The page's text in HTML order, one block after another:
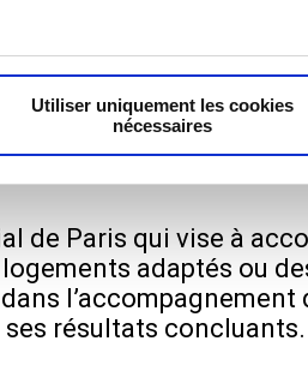
Utiliser uniquement les cookies
nécessaires
: une
de Paris qui vise à
adaptés ou
résultats concluants.